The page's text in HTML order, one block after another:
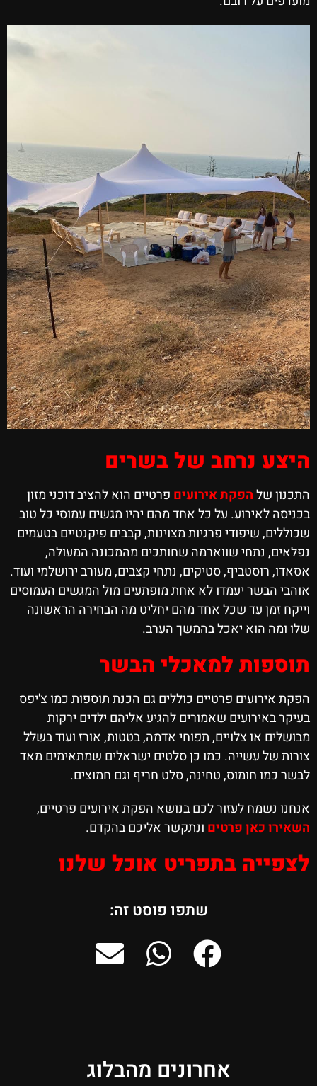
היצע נרחב של בשרים
התכנון שלהפקת אירועים פרטיים הוא להציב דוכני מזון
בכניסה לאירוע. על כל אחד מהם יהיו מגשים עמוסי כל טוב
שכוללים, שיפודי פרגיות מצוינות, קבבים פיקנטיים בטעמים
נפלאים, נתחי שווארמה שחותכים מהמכונה המעולה,
אסאדו, רוסטביף, סטיקים, נתחי קצבים, מעורב ירושלמי ועוד.
אוהבי הבשר יעמדו לא אחת מופתעים מול המגשים העמוסים
וייקח זמן עד שכל אחד מהם יחליט מה הבחירה הראשונה
שלו ומה הוא יאכל בהמשך הערב.
תוספות למאכלי הבשר
הפקת אירועים פרטיים כוללים גם הכנת תוספות כמו צ'יפס
בעיקר באירועים שאמורים להגיע אליהם ילדים ירקות
מבושלים או צלויים, תפוחי אדמה, בטטות, אורז ועוד בשלל
צורות של עשייה. כמו כן סלטים ישראלים שמתאימים מאד
לבשר כמו חומוס, טחינה, סלט חריף וגם חמוצים.
אנחנו נשמח לעזור לכם בנושא הפקת אירועים פרטיים,
השאירו כאן פרטים ונתקשר אליכם בהקדם.
לצפייה בתפריט אוכל שלנו
שתפו פוסט זה:
אחרונים מהבלוג